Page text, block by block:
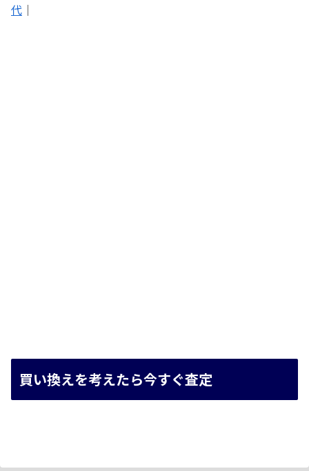
代 ｜
買い換えを考えたら今すぐ査定